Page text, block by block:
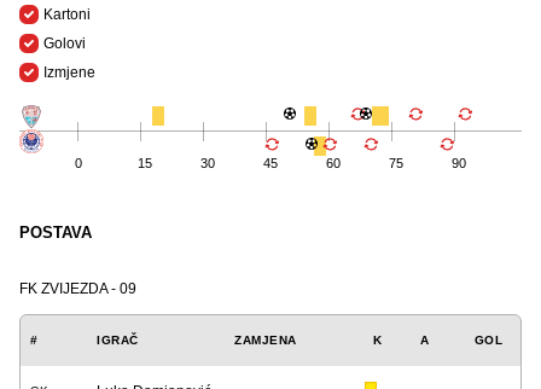
Kartoni
Golovi
Izmjene
0 15 30 45 60 75 90
POSTAVA
FK ZVIJEZDA - 09
# IGRAČ ZAMJENA K A GOL